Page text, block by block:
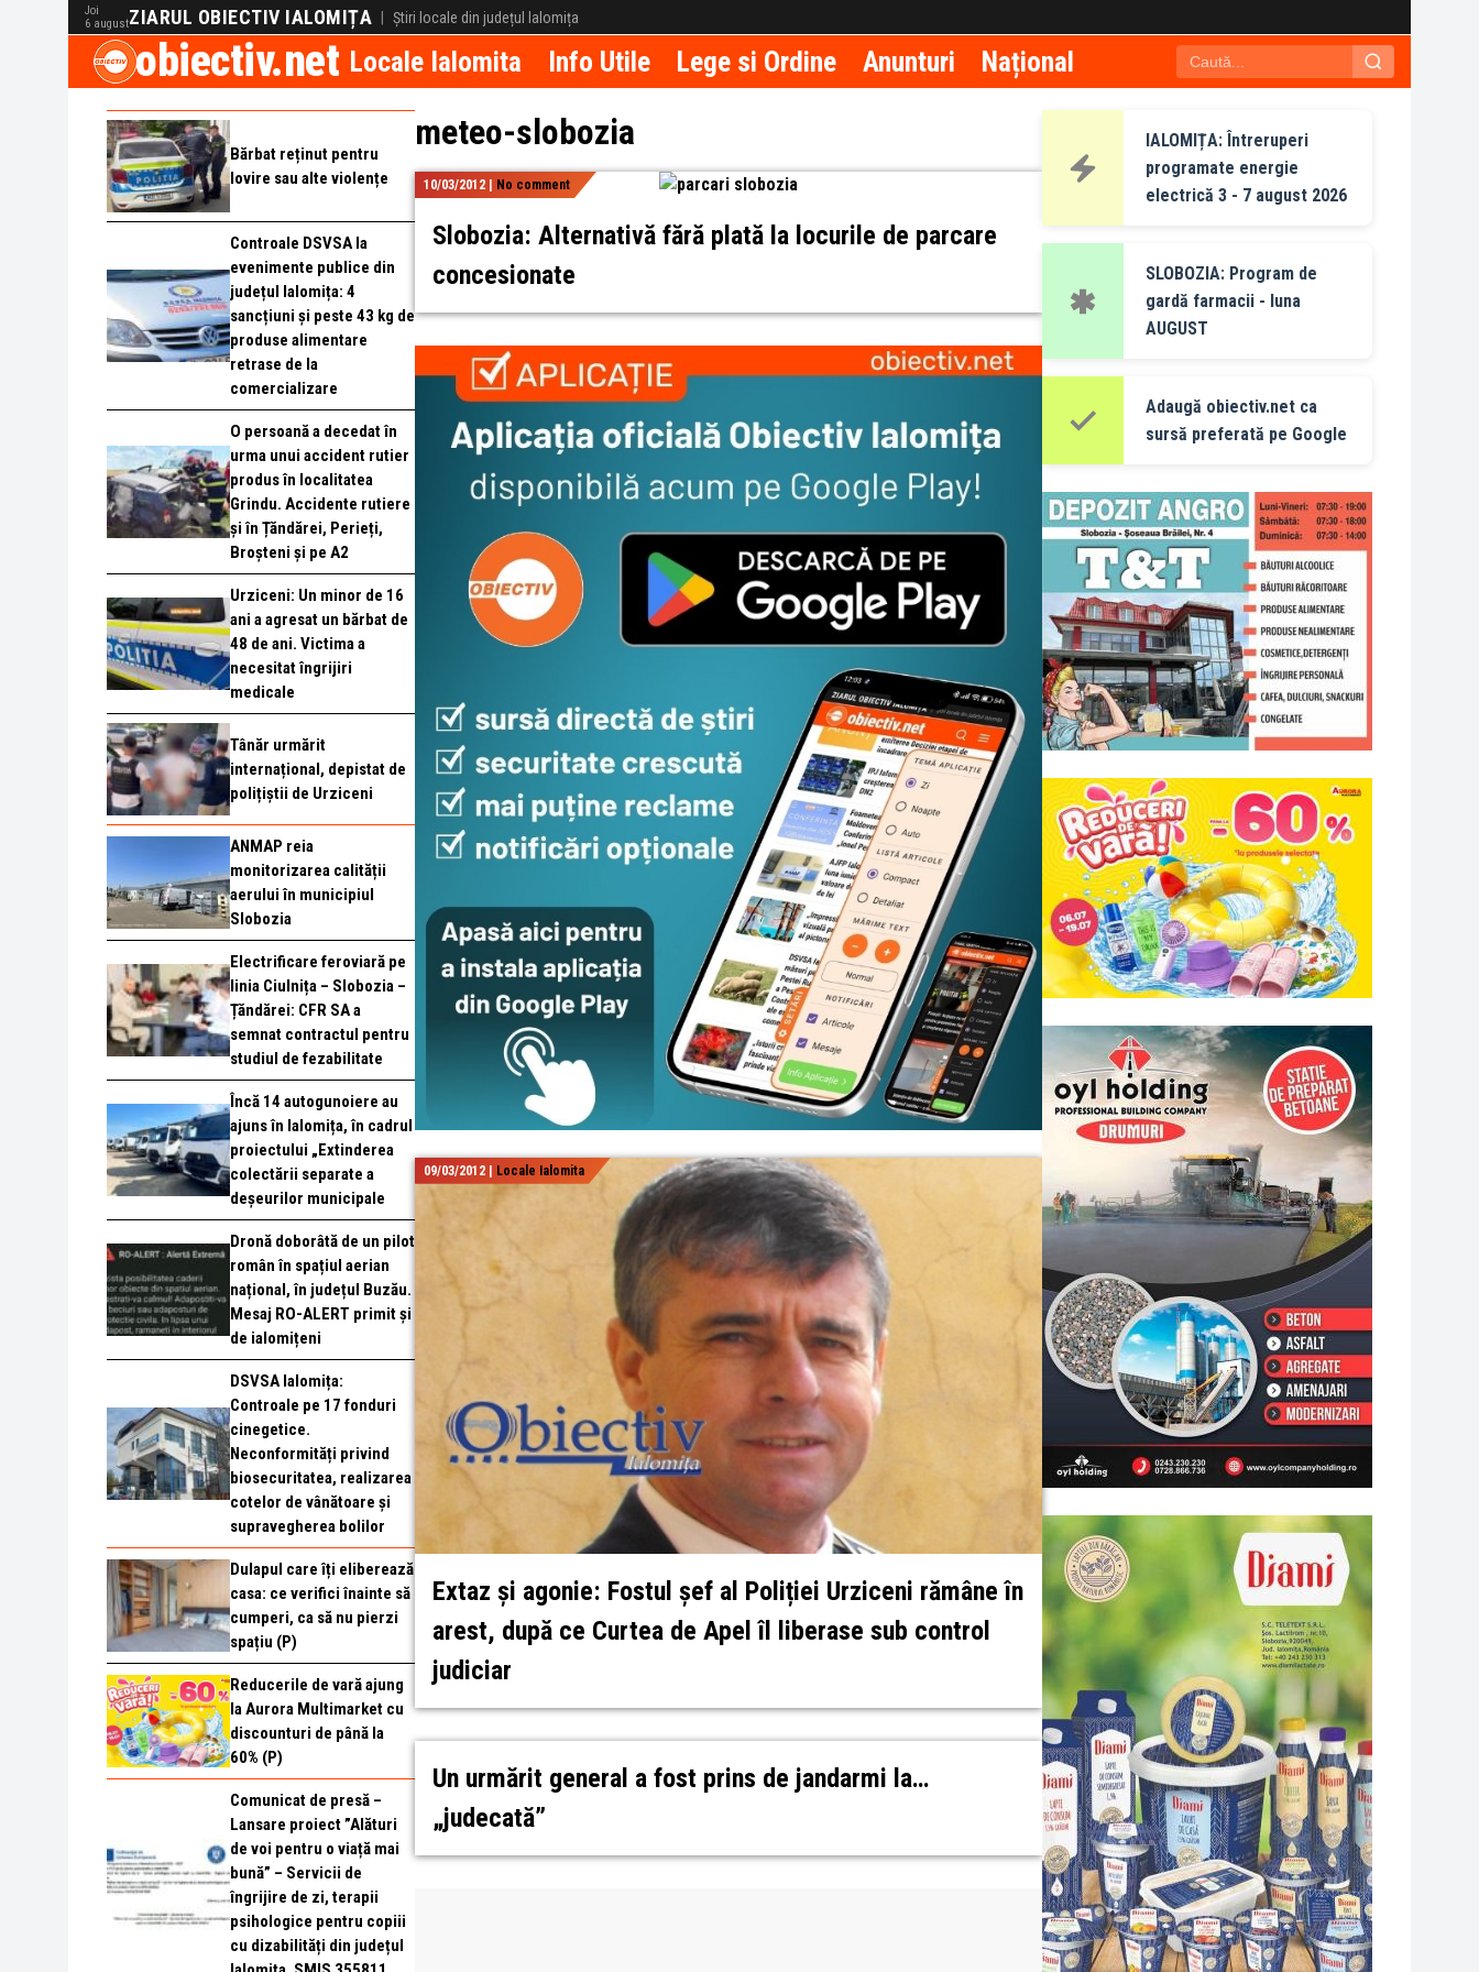
Joi
6 augustZIARUL OBIECTIV IALOMIȚA | Știri locale din județul Ialomița
obiectiv.net Locale Ialomita Info Utile Lege si Ordine Anunturi Național
Bărbat reținut pentru
lovire sau alte violențe
Controale DSVSA la
evenimente publice din
județul Ialomița: 4
sancțiuni și peste 43 kg de
produse alimentare
retrase de la
comercializare
O persoană a decedat în
urma unui accident rutier
produs în localitatea
Grindu. Accidente rutiere
și în Țăndărei, Perieți,
Broșteni și pe A2
Urziceni: Un minor de 16
ani a agresat un bărbat de
48 de ani. Victima a
necesitat îngrijiri
medicale
Tânăr urmărit
internațional, depistat de
polițiștii de Urziceni
ANMAP reia
monitorizarea calității
aerului în municipiul
Slobozia
Electrificare feroviară pe
linia Ciulnița – Slobozia –
Țăndărei: CFR SA a
semnat contractul pentru
studiul de fezabilitate
Încă 14 autogunoiere au
ajuns în Ialomița, în cadrul
proiectului „Extinderea
colectării separate a
deșeurilor municipale
Dronă doborâtă de un pilot
român în spațiul aerian
național, în județul Buzău.
Mesaj RO-ALERT primit și
de ialomițeni
DSVSA Ialomița:
Controale pe 17 fonduri
cinegetice.
Neconformități privind
biosecuritatea, realizarea
cotelor de vânătoare și
supravegherea bolilor
Dulapul care îți eliberează
casa: ce verifici înainte să
cumperi, ca să nu pierzi
spațiu (P)
Reducerile de vară ajung
la Aurora Multimarket cu
discounturi de până la
60% (P)
Comunicat de presă –
Lansare proiect ”Alături
de voi pentru o viață mai
bună” – Servicii de
îngrijire de zi, terapii
psihologice pentru copiii
cu dizabilități din județul
meteo-slobozia
10/03/2012 | No comment
Slobozia: Alternativă fără plată la locurile de parcare
concesionate
09/03/2012 | Locale Ialomita
Extaz și agonie: Fostul șef al Poliției Urziceni rămâne în
arest, după ce Curtea de Apel îl liberase sub control
judiciar
Un urmărit general a fost prins de jandarmi la…
„judecată”
IALOMIȚA: Întreruperi
programate energie
electrică 3 - 7 august 2026
SLOBOZIA: Program de
gardă farmacii - luna
AUGUST
Adaugă obiectiv.net ca
sursă preferată pe Google